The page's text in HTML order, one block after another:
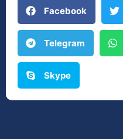
Facebook
Telegram
Skype